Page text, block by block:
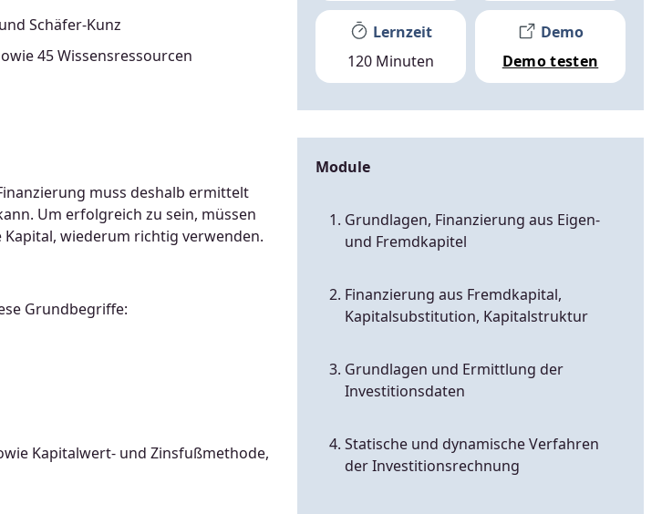
Schäfer-Kunz
45 Wissensressourcen
muss deshalb ermittelt
Um erfolgreich zu sein, müssen
wiederum richtig verwenden.
Grundbegriffe:
Kapitalwert- und Zinsfußmethode,
Lernzeit
120 Minuten
Demo
Demo testen
Module
Grundlagen, Finanzierung aus Eigen-
und Fremdkapitel
Finanzierung aus Fremdkapital,
Kapitalsubstitution, Kapitalstruktur
Grundlagen und Ermittlung der
Investitionsdaten
Statische und dynamische Verfahren
der Investitionsrechnung